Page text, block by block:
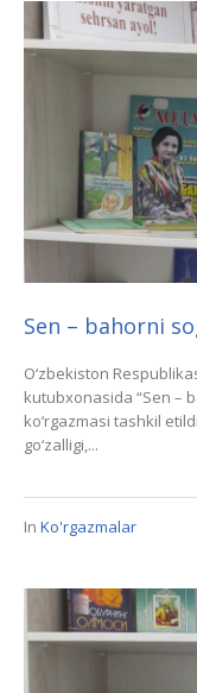
Sen – bahorni
O‘zbekiston
kutubxonasida “Sen –
ko‘rgazmasi tashkil
go‘zalligi,...
In Ko'rgazmalar